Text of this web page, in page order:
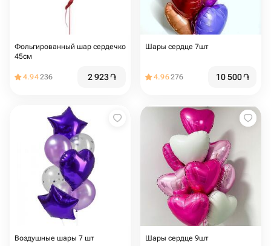
Фольгированный шар сердечко
45см
4.94236 2 923֏
Шары сердце 7шт
4.96276 10 500֏
Воздушные шары 7 шт Шары сердце 9шт